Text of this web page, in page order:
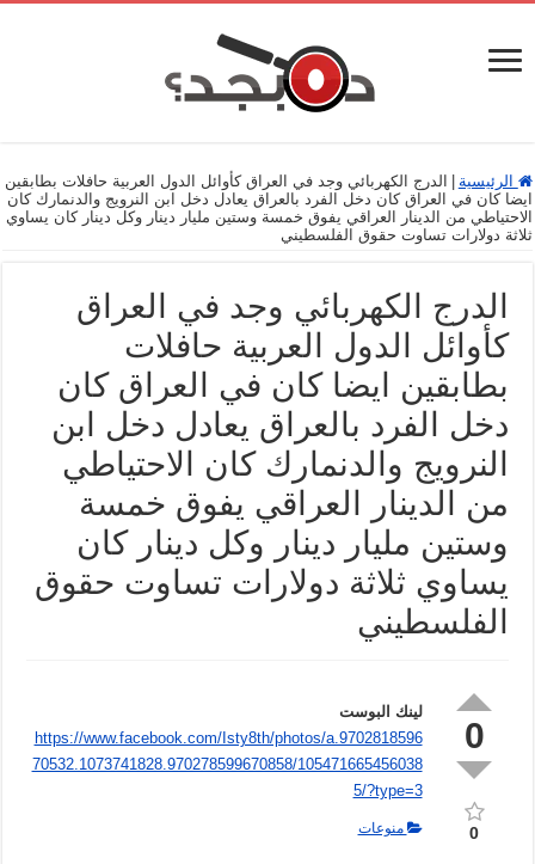
الرئيسية
الدرج الكهربائي وجد في العراق كأوائل الدول العربية حافلات بطابقين
ايضا كان في العراق كان دخل الفرد بالعراق يعادل دخل ابن النرويج والدنمارك كان
الاحتياطي من الدينار العراقي يفوق خمسة وستين مليار دينار وكل دينار كان يساوي
ثلاثة دولارات تساوت حقوق الفلسطيني
الدرج الكهربائي وجد في العراق
كأوائل الدول العربية حافلات
بطابقين ايضا كان في العراق كان
دخل الفرد بالعراق يعادل دخل ابن
النرويج والدنمارك كان الاحتياطي
من الدينار العراقي يفوق خمسة
وستين مليار دينار وكل دينار كان
يساوي ثلاثة دولارات تساوت حقوق
الفلسطيني
0
0
لينك البوست
https://www.facebook.com/Isty8th/photos/a.9702818596
70532.1073741828.970278599670858/105471665456038
5/?type=3
منوعات